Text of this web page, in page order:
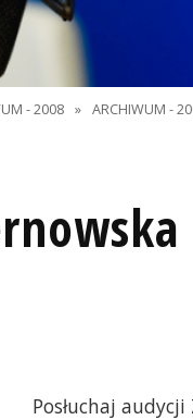
- 2008 » ARCHIWUM -
Posłuchaj